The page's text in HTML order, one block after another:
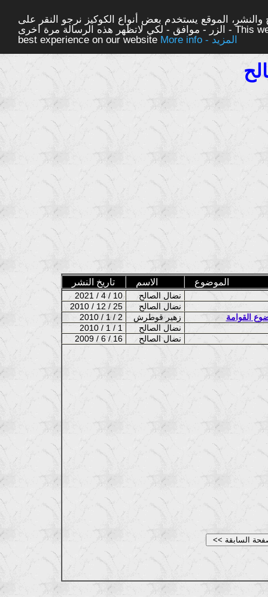
الموقع يستخدم بعض أنواع الكوكيز نرجو النقر على
الزر - موافق - لكي لاتظهر هذه الرسالة مرة اخرى - This website uses cookies to ensure you get the
best experience on our website
More info - المزيد
تاريخ النشر الاسم الموضوع
2021 / 4 / 10
2010 / 12 / 25
2010 / 1 / 2
القوامة
2010 / 1 / 1
2009 / 6 / 16